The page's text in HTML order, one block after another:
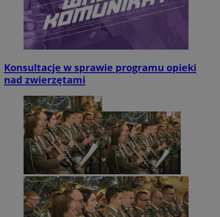
Konsultacje w sprawie programu opieki
nad zwierzętami